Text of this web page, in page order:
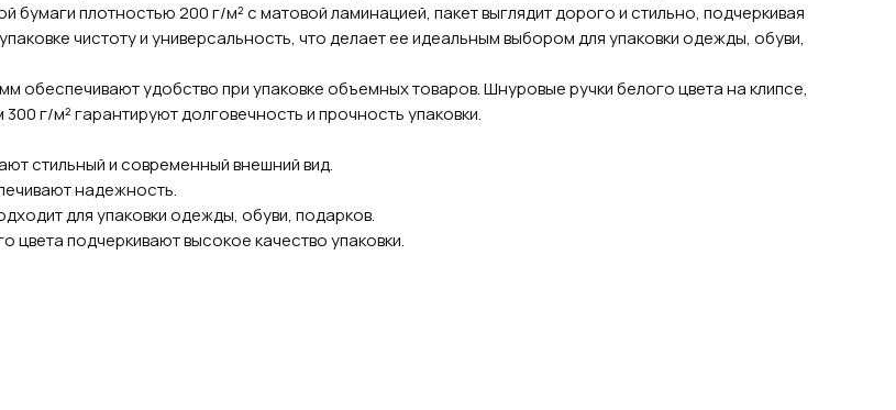
бумаги плотностью 200 г/м² с матовой ламинацией, пакет выглядит дорого и стильно, подчеркивая
чистоту и универсальность, что делает ее идеальным выбором для упаковки одежды, обуви,
обеспечивают удобство при упаковке объемных товаров. Шнуровые ручки белого цвета на клипсе,
г/м² гарантируют долговечность и прочность упаковки.
стильный и современный внешний вид.
надежность.
для упаковки одежды, обуви, подарков.
подчеркивают высокое качество упаковки.